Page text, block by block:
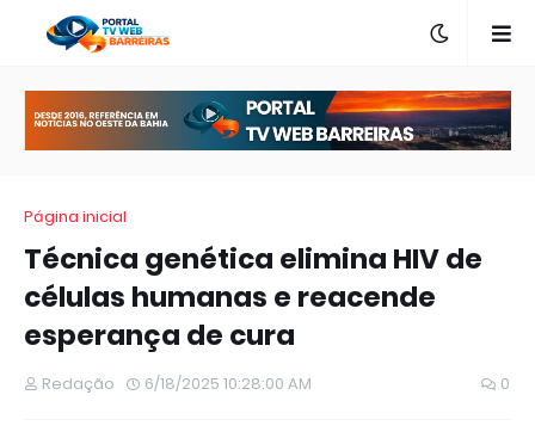
Página inicial
Técnica genética elimina HIV de
células humanas e reacende
esperança de cura
Redação 6/18/2025 10:28:00 AM 0